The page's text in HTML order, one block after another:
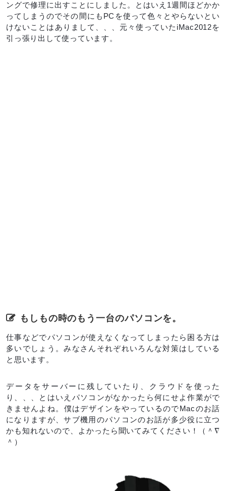
ングで修理に出すことにしました。とはいえ1週間ほどかか
ってしまうのでその間にもPCを使って色々とやらないとい
けないことはありまして、、、元々使っていたiMac2012を
引っ張り出して使っています。
もしもの時のもう一台のパソコンを。
仕事などでパソコンが使えなくなってしまったら困る方は
多いでしょう。みなさんそれぞれいろんな対策はしている
と思います。
データをサーバーに残していたり、クラウドを使った
り、、、とはいえパソコンがなかったら何にせよ作業がで
きませんよね。僕はデザインをやっているのでMacのお話
になりますが、サブ機用のパソコンのお話が多少役に立つ
かも知れないので、よかったら聞いてみてください！（＾∇
＾）